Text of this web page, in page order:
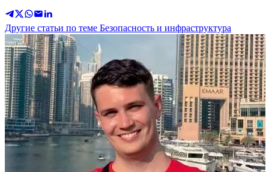
Другие статьи по теме Безопасность и инфраструктура